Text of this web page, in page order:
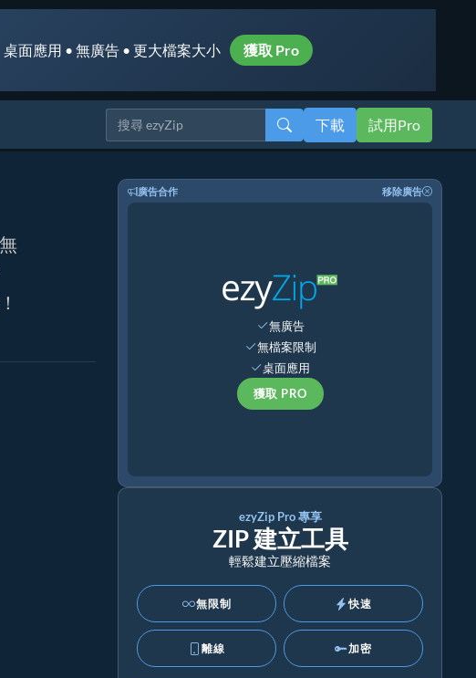
桌面應用 • 無廣告 • 更大檔案大小 獲取 Pro
下載 試用Pro
廣告合作 移除廣告
無廣告
無檔案限制
桌面應用
獲取 PRO
ezyZip Pro 專享
ZIP 建立工具
輕鬆建立壓縮檔案
無限制 快速
離線 加密